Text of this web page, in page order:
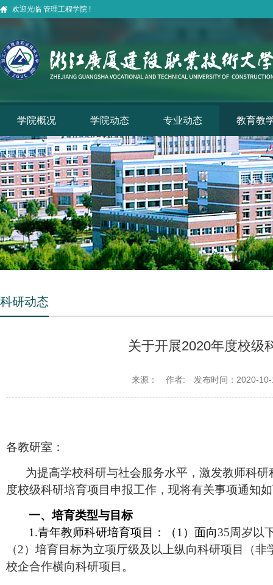
欢迎光临 管理工程学院 !
学院概况 学院动态 专业动态 教育教
科研动态
关于开展2020年度校级
来源： 作者: 发布时间：2020-
各教研室：
为提高学校科研与社会服务水平，激发教师科
度校级科研培育项目申报工作，现将有关事项通知
一、培育类型与目标
1.青年教师科研培育项目：（1）面向35周岁以
（2）培育目标为立项厅级及以上纵向科研项目（
校企合作横向科研项目。